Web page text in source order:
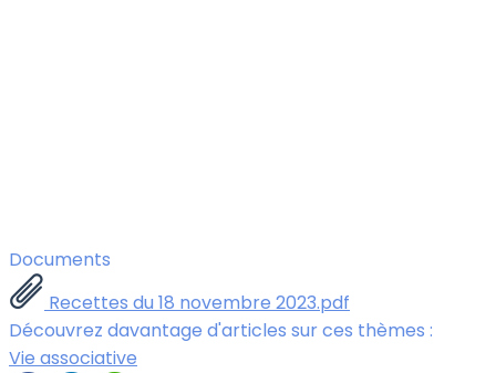
Documents
Recettes du 18 novembre 2023.pdf
Découvrez davantage d'articles sur ces thèmes :
Vie associative